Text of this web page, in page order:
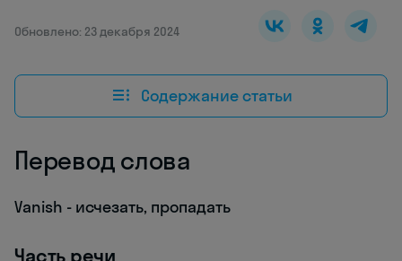
Обновлено: 23 декабря 2024
Содержание статьи
Перевод слова
Vanish - исчезать, пропадать
Часть речи